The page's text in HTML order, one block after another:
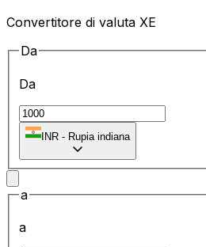
Convertitore di valuta XE
Da
Da
INR - Rupia indiana
a
a